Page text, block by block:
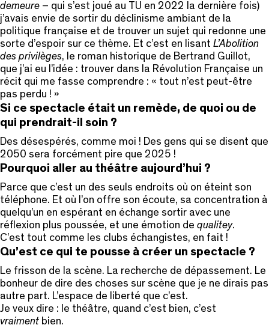
demeure – qui s’est joué au TU en 2022 la dernière fois)
j’avais envie de sortir du déclinisme ambiant de la
politique française et de trouver un sujet qui redonne une
sorte d’espoir sur ce thème. Et c’est en lisant L’Abolition
des privilèges, le roman historique de Bertrand Guillot,
que j’ai eu l’idée : trouver dans la Révolution Française un
récit qui me fasse comprendre : « tout n’est peut-être
pas perdu ! »
Si ce spectacle était un remède, de quoi ou de
qui prendrait-il soin ?
Des désespérés, comme moi ! Des gens qui se disent que
2050 sera forcément pire que 2025 !
Pourquoi aller au théâtre aujourd’hui ?
Parce que c’est un des seuls endroits où on éteint son
téléphone. Et où l’on offre son écoute, sa concentration à
quelqu’un en espérant en échange sortir avec une
réflexion plus poussée, et une émotion de qualitey.
C’est tout comme les clubs échangistes, en fait !
Qu’est ce qui te pousse à créer un spectacle ?
Le frisson de la scène. La recherche de dépassement. Le
bonheur de dire des choses sur scène que je ne dirais pas
autre part. L’espace de liberté que c’est.
Je veux dire : le théâtre, quand c’est bien, c’est
vraiment bien.